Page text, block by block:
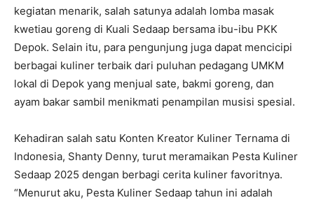
kegiatan menarik, salah satunya adalah lomba masak
kwetiau goreng di Kuali Sedaap bersama ibu-ibu PKK
Depok. Selain itu, para pengunjung juga dapat mencicipi
berbagai kuliner terbaik dari puluhan pedagang UMKM
lokal di Depok yang menjual sate, bakmi goreng, dan
ayam bakar sambil menikmati penampilan musisi spesial.
Kehadiran salah satu Konten Kreator Kuliner Ternama di
Indonesia, Shanty Denny, turut meramaikan Pesta Kuliner
Sedaap 2025 dengan berbagi cerita kuliner favoritnya.
“Menurut aku, Pesta Kuliner Sedaap tahun ini adalah